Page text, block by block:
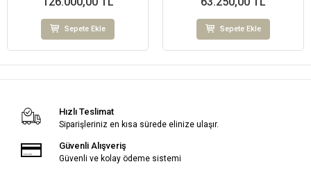
Sepete Ekle Sepete Ekle
Hızlı Teslimat
Siparişleriniz en kısa sürede elinize ulaşır.
Güvenli Alışveriş
Güvenli ve kolay ödeme sistemi